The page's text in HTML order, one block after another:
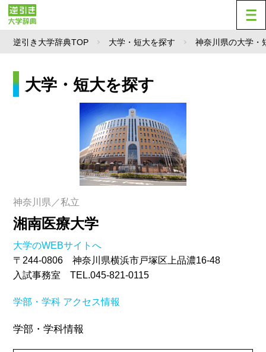
逆引き大学辞典TOP 大学・短大を探す 神奈川県の大学・
大学・短大を探す
神奈川県／私立
湘南医療大学
大学のWEBサイトへ
〒244-0806 神奈川県横浜市戸塚区上品濃16-48
入試事務室 TEL.045-821-0115
学部・学科 アクセス情報
学部・学科情報